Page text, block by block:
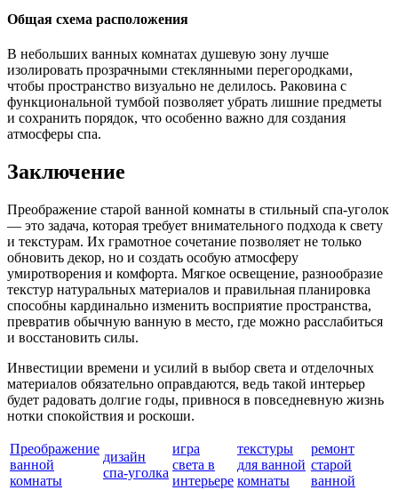
Общая схема расположения
В небольших ванных комнатах душевую зону лучше
изолировать прозрачными стеклянными перегородками,
чтобы пространство визуально не делилось. Раковина с
функциональной тумбой позволяет убрать лишние предметы
и сохранить порядок, что особенно важно для создания
атмосферы спа.
Заключение
Преображение старой ванной комнаты в стильный спа-уголок
— это задача, которая требует внимательного подхода к свету
и текстурам. Их грамотное сочетание позволяет не только
обновить декор, но и создать особую атмосферу
умиротворения и комфорта. Мягкое освещение, разнообразие
текстур натуральных материалов и правильная планировка
способны кардинально изменить восприятие пространства,
превратив обычную ванную в место, где можно расслабиться
и восстановить силы.
Инвестиции времени и усилий в выбор света и отделочных
материалов обязательно оправдаются, ведь такой интерьер
будет радовать долгие годы, привнося в повседневную жизнь
нотки спокойствия и роскоши.
Преображение
ванной
комнаты
дизайн
спа-уголка
игра
света в
интерьере
текстуры
для ванной
комнаты
ремонт
старой
ванной